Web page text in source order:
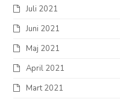
Juli 2021
Juni 2021
Maj 2021
April 2021
Mart 2021